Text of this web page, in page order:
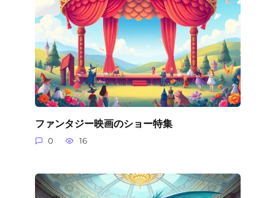
ファンタジー映画のショー特集
0 16